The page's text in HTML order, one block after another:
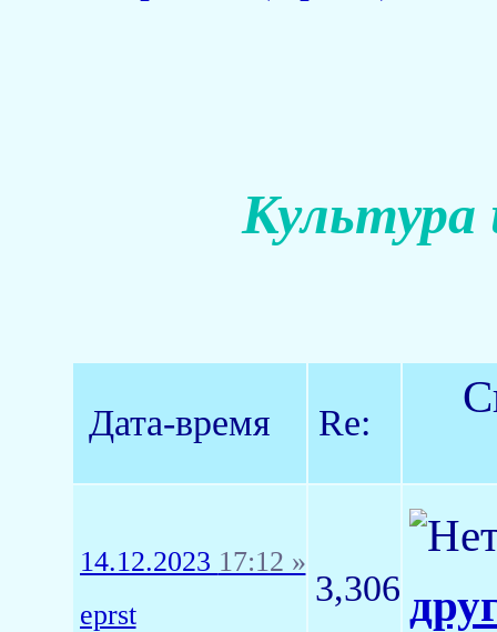
Культура
Дата-время Re:
14.12.2023 17:12 »
eprst
3,306